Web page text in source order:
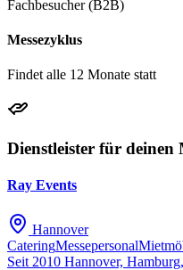
Fachbesucher (B2B)
Messezyklus
Findet alle 12 Monate statt
Dienstleister für deinen
Ray Events
Hannover
CateringMessepersonal
Seit 2010 Hannover,